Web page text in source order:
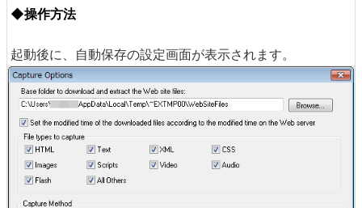
◆操作方法
起動後に、自動保存の設定画面が表示されます。